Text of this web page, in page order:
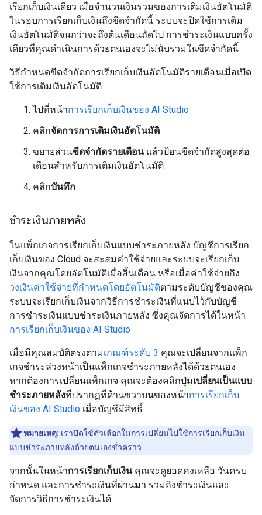
เรียกเก็บเงินเดียว เมื่อจำนวนเงินรวมของการเติมเงินอัตโนมัติ
ในรอบการเรียกเก็บเงินถึงขีดจำกัดนี้ ระบบจะปิดใช้การเติม
เงินอัตโนมัติจนกว่าจะถึงต้นเดือนถัดไป การชำระเงินแบบครั้ง
เดียวที่คุณดำเนินการด้วยตนเองจะไม่นับรวมในขีดจำกัดนี้
วิธีกำหนดขีดจำกัดการเรียกเก็บเงินอัตโนมัติรายเดือนเมื่อเปิด
ใช้การเติมเงินอัตโนมัติ
ไปที่หน้าการเรียกเก็บเงินของ AI Studio
คลิกจัดการการเติมเงินอัตโนมัติ
ขยายส่วนขีดจำกัดรายเดือนแล้วป้อนขีดจำกัดสูงสุดต่อ
เดือนสำหรับการเติมเงินอัตโนมัติ
คลิกบันทึก
ชำระเงินภายหลัง
ในแพ็กเกจการเรียกเก็บเงินแบบชำระภายหลัง บัญชีการเรียก
เก็บเงินของ Cloud จะสะสมค่าใช้จ่ายและระบบจะเรียกเก็บ
เงินจากคุณโดยอัตโนมัติเมื่อสิ้นเดือน หรือเมื่อค่าใช้จ่ายถึง
วงเงินค่าใช้จ่ายที่กำหนดโดยอัตโนมัติตามระดับบัญชีของคุณ
ระบบจะเรียกเก็บเงินจากวิธีการชำระเงินที่แนบไว้กับบัญชี
การชำระเงินแบบชำระเงินภายหลัง ซึ่งคุณจัดการได้ในหน้า
การเรียกเก็บเงินของ AI Studio
เมื่อมีคุณสมบัติตรงตามเกณฑ์ระดับ 3 คุณจะเปลี่ยนจากแพ็ก
เกจชำระล่วงหน้าเป็นแพ็กเกจชำระภายหลังได้ด้วยตนเอง
หากต้องการเปลี่ยนแพ็กเกจ คุณจะต้องคลิกปุ่มเปลี่ยนเป็นแบบ
ชำระภายหลังที่ปรากฏที่ด้านขวาบนของหน้าการเรียกเก็บ
เงินของ AI Studio เมื่อบัญชีมีสิทธิ์
หมายเหตุ: เราปิดใช้ตัวเลือกในการเปลี่ยนไปใช้การเรียกเก็บเงิน
แบบชำระภายหลังด้วยตนเองชั่วคราว
จากนั้นในหน้าการเรียกเก็บเงินคุณจะดูยอดคงเหลือ วันครบ
กำหนด และการชำระเงินที่ผ่านมา รวมถึงชำระเงินและ
จัดการวิธีการชำระเงินได้